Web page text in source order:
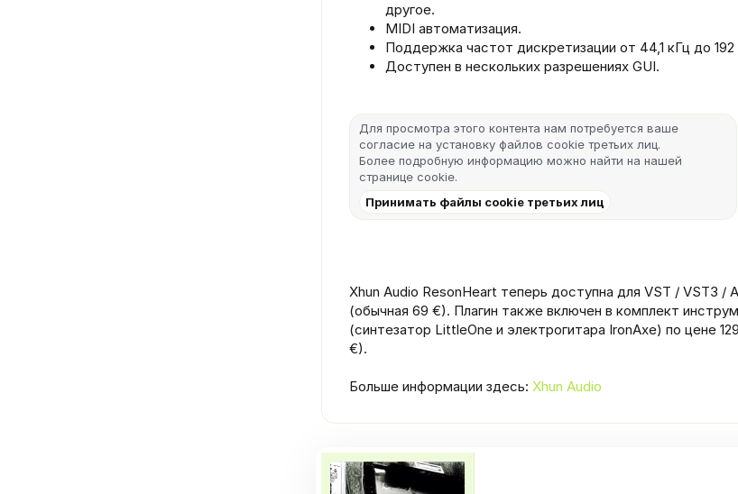
другое.
MIDI автоматизация.
Поддержка частот дискретизации от 44,1 кГц до 192
Доступен в нескольких разрешениях GUI.
Для просмотра этого контента нам потребуется ваше
согласие на установку файлов cookie третьих лиц.
Более подробную информацию можно найти на нашей
странице cookie.
Принимать файлы cookie третьих лиц
Xhun Audio ResonHeart теперь доступна для VST / VST3 /
(обычная 69 €). Плагин также включен в комплект
(синтезатор LittleOne и электрогитара IronAxe) по цене
€).
Больше информации здесь: Xhun Audio